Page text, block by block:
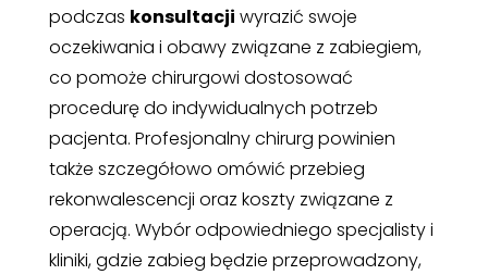
podczas konsultacji wyrazić swoje
oczekiwania i obawy związane z zabiegiem,
co pomoże chirurgowi dostosować
procedurę do indywidualnych potrzeb
pacjenta. Profesjonalny chirurg powinien
także szczegółowo omówić przebieg
rekonwalescencji oraz koszty związane z
operacją. Wybór odpowiedniego specjalisty i
kliniki, gdzie zabieg będzie przeprowadzony,